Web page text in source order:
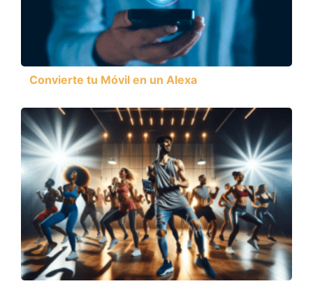
Convierte tu Móvil en un Alexa